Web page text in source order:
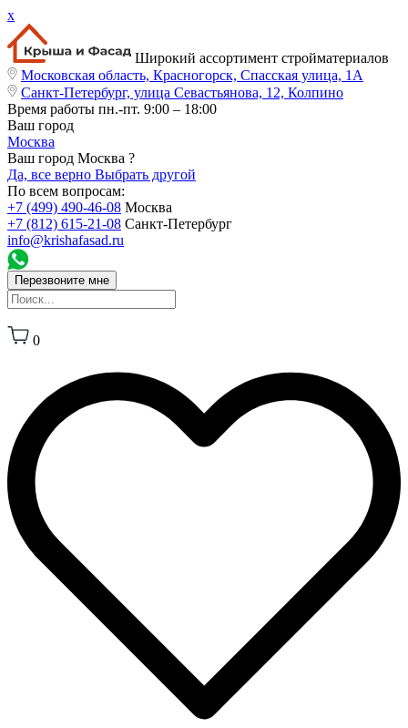
x
Широкий ассортимент стройматериалов
Московская область, Красногорск, Спасская улица, 1А
Санкт-Петербург, улица Севастьянова, 12, Колпино
Время работы пн.-пт. 9:00 – 18:00
Ваш город
Москва
Ваш город Москва ?
Да, все верно Выбрать другой
По всем вопросам:
+7 (499) 490-46-08 Москва
+7 (812) 615-21-08 Санкт-Петербург
info@krishafasad.ru
Перезвоните мне
0